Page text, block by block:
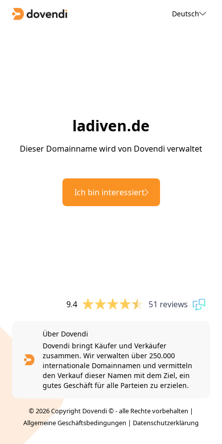
Deutsch
ladiven.de
Dieser Domainname wird von Dovendi verwaltet
Ich bin interessiert
9.4 51 reviews
Über Dovendi
Dovendi bringt Käufer und Verkäufer
zusammen. Wir verwalten über 250.000
internationale Domainnamen und vermitteln
den Verkauf dieser Namen mit dem Ziel, ein
gutes Geschäft für alle Parteien zu erzielen.
© 2026 Copyright Dovendi © - alle Rechte vorbehalten |
Allgemeine Geschäftsbedingungen | Datenschutzerklärung